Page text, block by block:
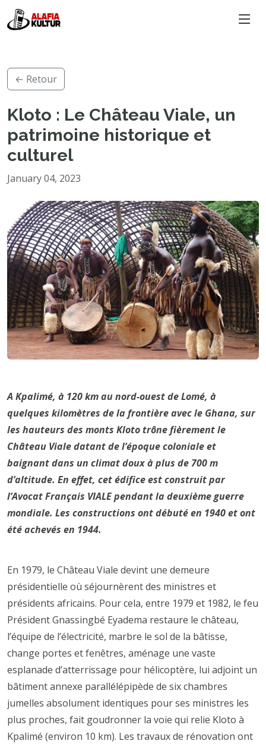
← Retour
Kloto : Le Château Viale, un
patrimoine historique et
culturel
January 04, 2023
A Kpalimé, à 120 km au nord-ouest de Lomé, à
quelques kilomètres de la frontière avec le Ghana, sur
les hauteurs des monts Kloto trône fièrement le
Château Viale datant de l’époque coloniale et
baignant dans un climat doux à plus de 700 m
d’altitude. En effet, cet édifice est construit par
l’Avocat Français VIALE pendant la deuxième guerre
mondiale. Les constructions ont débuté en 1940 et ont
été achevés en 1944.
En 1979, le Château Viale devint une demeure
présidentielle où séjournèrent des ministres et
présidents africains. Pour cela, entre 1979 et 1982, le feu
Président Gnassingbé Eyadema restaure le château,
l’équipe de l’électricité, marbre le sol de la bâtisse,
change portes et fenêtres, aménage une vaste
esplanade d’atterrissage pour hélicoptère, lui adjoint un
bâtiment annexe parallélépipède de six chambres
jumelles absolument identiques pour ses ministres les
plus proches, fait goudronner la voie qui relie Kloto à
Kpalimé (environ 10 km). Les travaux de rénovation ont